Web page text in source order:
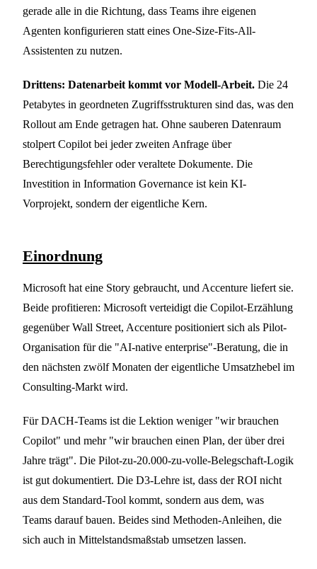
gerade alle in die Richtung, dass Teams ihre eigenen
Agenten konfigurieren statt eines One-Size-Fits-All-
Assistenten zu nutzen.
Drittens: Datenarbeit kommt vor Modell-Arbeit. Die 24
Petabytes in geordneten Zugriffsstrukturen sind das, was den
Rollout am Ende getragen hat. Ohne sauberen Datenraum
stolpert Copilot bei jeder zweiten Anfrage über
Berechtigungsfehler oder veraltete Dokumente. Die
Investition in Information Governance ist kein KI-
Vorprojekt, sondern der eigentliche Kern.
Einordnung
Microsoft hat eine Story gebraucht, und Accenture liefert sie.
Beide profitieren: Microsoft verteidigt die Copilot-Erzählung
gegenüber Wall Street, Accenture positioniert sich als Pilot-
Organisation für die "AI-native enterprise"-Beratung, die in
den nächsten zwölf Monaten der eigentliche Umsatzhebel im
Consulting-Markt wird.
Für DACH-Teams ist die Lektion weniger "wir brauchen
Copilot" und mehr "wir brauchen einen Plan, der über drei
Jahre trägt". Die Pilot-zu-20.000-zu-volle-Belegschaft-Logik
ist gut dokumentiert. Die D3-Lehre ist, dass der ROI nicht
aus dem Standard-Tool kommt, sondern aus dem, was
Teams darauf bauen. Beides sind Methoden-Anleihen, die
sich auch in Mittelstandsmaßstab umsetzen lassen.